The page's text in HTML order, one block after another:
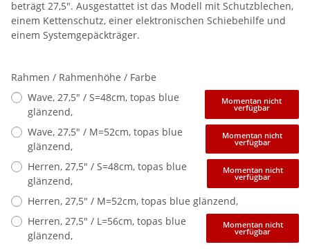
beträgt 27,5". Ausgestattet ist das Modell mit Schutzblechen,
einem Kettenschutz, einer elektronischen Schiebehilfe und
einem Systemgepäckträger.
Rahmen / Rahmenhöhe / Farbe
Wave, 27,5" / S=48cm, topas blue
glänzend,
Momentan nicht
verfügbar
Wave, 27,5" / M=52cm, topas blue
glänzend,
Momentan nicht
verfügbar
Herren, 27,5" / S=48cm, topas blue
glänzend,
Momentan nicht
verfügbar
Herren, 27,5" / M=52cm, topas blue glänzend,
Herren, 27,5" / L=56cm, topas blue
glänzend,
Momentan nicht
verfügbar